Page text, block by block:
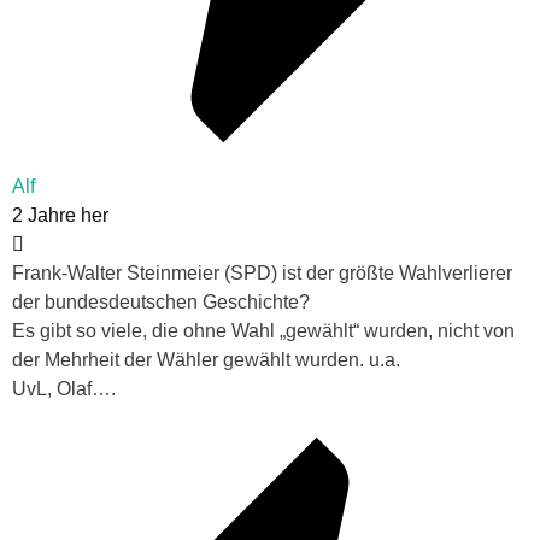
Alf
2 Jahre her
Frank-Walter Steinmeier (SPD) ist der größte Wahlverlierer
der bundesdeutschen Geschichte?
Es gibt so viele, die ohne Wahl „gewählt“ wurden, nicht von
der Mehrheit der Wähler gewählt wurden. u.a.
UvL, Olaf….